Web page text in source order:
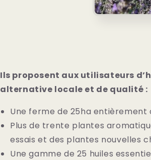
Ils proposent aux utilisateurs
alternative locale et de qualité :
Une ferme de 25ha entièrement
Plus de trente plantes
essais et des plantes nouvelles
Une gamme de 25 huiles